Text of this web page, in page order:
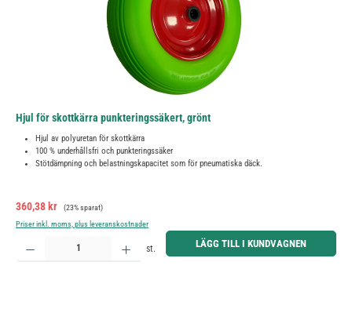
Hjul för skottkärra punkteringssäkert, grönt
Hjul av polyuretan för skottkärra
100 % underhållsfri och punkteringssäker
Stötdämpning och belastningskapacitet som för pneumatiska däck.
Försäljningspris:
360,38 kr Ordinarie pris:
(23% sparat)
Priser inkl. moms, plus leveranskostnader
Produktkvantitet: Ange önskat belopp eller använd knapparna för att öka eller minska kvantiteten.
st. LÄGG TILL I KUNDVAGNEN